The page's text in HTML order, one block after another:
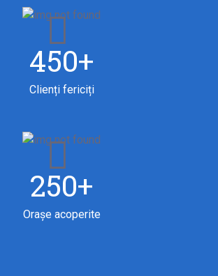
450+
Clienți fericiți
250+
Orașe acoperite